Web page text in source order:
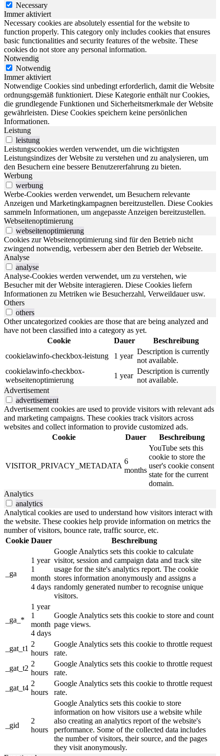
Necessary
Immer aktiviert
Necessary cookies are absolutely essential for the website to
function properly. This category only includes cookies that ensures
basic functionalities and security features of the website. These
cookies do not store any personal information.
Notwendig
Notwendig
Immer aktiviert
Notwendige Cookies sind unbedingt erforderlich, damit die Website
ordnungsgemäß funktioniert. Diese Kategorie enthält nur Cookies,
die grundlegende Funktionen und Sicherheitsmerkmale der Website
gewährleisten. Diese Cookies speichern keine persönlichen
Informationen.
Leistung
leistung
Leistungscookies werden verwendet, um die wichtigsten
Leistungsindizes der Website zu verstehen und zu analysieren, um
den Besuchern eine bessere Benutzererfahrung zu bieten.
Werbung
werbung
Werbe-Cookies werden verwendet, um Besuchern relevante
Anzeigen und Marketingkampagnen bereitzustellen. Diese Cookies
sammeln Informationen, um angepasste Anzeigen bereitzustellen.
Webseitenoptimierung
webseitenoptimierung
Cookies zur Webseitenoptimierung sind für den Betrieb nicht
zwingend notwendig, verbessern aber den Betrieb der Webseite.
Analyse
analyse
Analyse-Cookies werden verwendet, um zu verstehen, wie
Besucher mit der Website interagieren. Diese Cookies liefern
Informationen zu Metriken wie Besucherzahl, Verweildauer usw.
Others
others
Other uncategorized cookies are those that are being analyzed and
have not been classified into a category as yet.
Cookie
Dauer
Beschreibung
cookielawinfo-checkbox-leistung
1 year
Description is currently
not available.
cookielawinfo-checkbox-
webseitenoptimierung
1 year
Description is currently
not available.
Advertisement
advertisement
Advertisement cookies are used to provide visitors with relevant ads
and marketing campaigns. These cookies track visitors across
websites and collect information to provide customized ads.
Cookie
Dauer Beschreibung
VISITOR_PRIVACY_METADATA
6
months
YouTube sets this
cookie to store the
user's cookie consent
state for the current
domain.
Analytics
analytics
Analytical cookies are used to understand how visitors interact with
the website. These cookies help provide information on metrics the
number of visitors, bounce rate, traffic source, etc.
Cookie Dauer Beschreibung
_ga
1 year
1
month
4 days
Google Analytics sets this cookie to calculate
visitor, session and campaign data and track site
usage for the site's analytics report. The cookie
stores information anonymously and assigns a
randomly generated number to recognise unique
visitors.
_ga_*
1 year
1
month
4 days
Google Analytics sets this cookie to store and count
page views.
_gat_t1
2
hours
Google Analytics sets this cookie to throttle request
rate.
_gat_t2
2
hours
Google Analytics sets this cookie to throttle request
rate.
_gat_t4
2
hours
Google Analytics sets this cookie to throttle request
rate.
_gid
2
hours
Google Analytics sets this cookie to store
information on how visitors use a website while
also creating an analytics report of the website's
performance. Some of the collected data includes
the number of visitors, their source, and the pages
they visit anonymously.